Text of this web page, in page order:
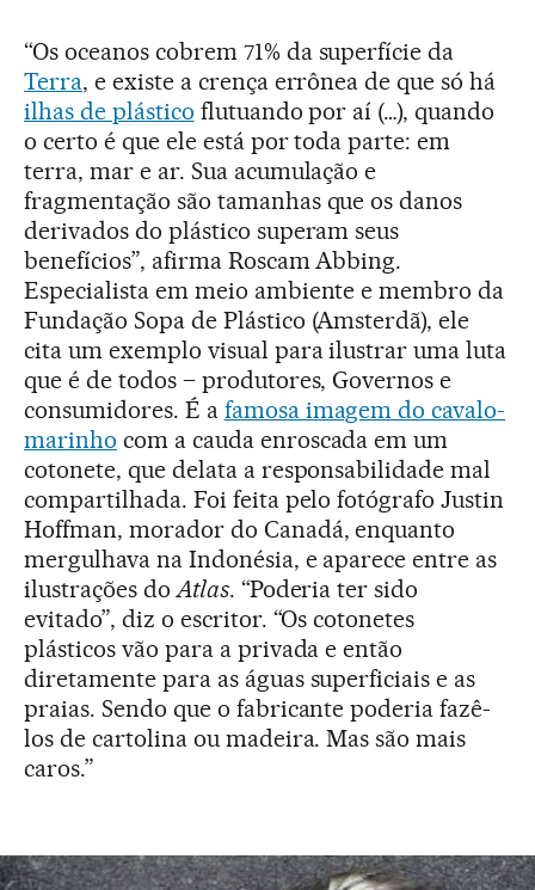
“Os oceanos cobrem 71% da superfície da
Terra, e existe a crença errônea de que só há
ilhas de plástico flutuando por aí (…), quando
o certo é que ele está por toda parte: em
terra, mar e ar. Sua acumulação e
fragmentação são tamanhas que os danos
derivados do plástico superam seus
benefícios”, afirma Roscam Abbing.
Especialista em meio ambiente e membro da
Fundação Sopa de Plástico (Amsterdã), ele
cita um exemplo visual para ilustrar uma luta
que é de todos – produtores, Governos e
consumidores. É a famosa imagem do cavalo-
marinho com a cauda enroscada em um
cotonete, que delata a responsabilidade mal
compartilhada. Foi feita pelo fotógrafo Justin
Hoffman, morador do Canadá, enquanto
mergulhava na Indonésia, e aparece entre as
ilustrações doAtlas. “Poderia ter sido
evitado”, diz o escritor. “Os cotonetes
plásticos vão para a privada e então
diretamente para as águas superficiais e as
praias. Sendo que o fabricante poderia fazê-
los de cartolina ou madeira. Mas são mais
caros.”